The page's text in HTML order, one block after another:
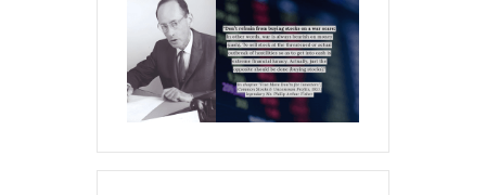
chỉ vì chiến tranh”, ngài Philip
Fisher